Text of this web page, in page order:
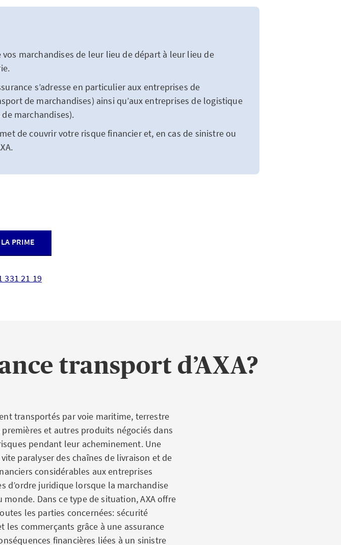
vos marchandises de leur lieu de départ à leur lieu de
s’adresse en particulier aux entreprises de
de marchandises) ainsi qu’aux entreprises de logistique
marchandises).
de couvrir votre risque financier et, en cas de sinistre ou
PRIME
331 21 19
transport d’AXA?
transportés par voie maritime, terrestre
et autres produits négociés dans
pendant leur acheminement. Une
paralyser des chaînes de livraison et de
considérables aux entreprises
d’ordre juridique lorsque la marchandise
Dans ce type de situation, AXA offre
les parties concernées: sécurité
commerçants grâce à une assurance
financières liées à un sinistre